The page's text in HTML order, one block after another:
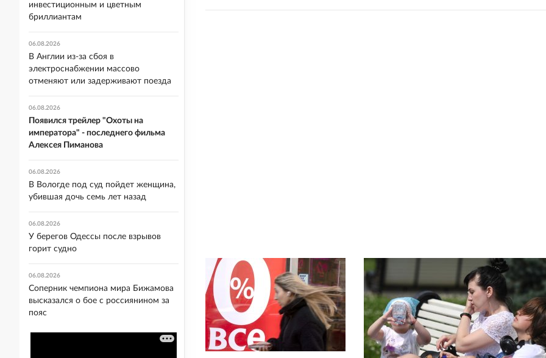
инвестиционным и цветным
бриллиантам
06.08.2026
В Англии из-за сбоя в
электроснабжении массово
отменяют или задерживают поезда
06.08.2026
Появился трейлер "Охоты на
императора" - последнего фильма
Алексея Пиманова
06.08.2026
В Вологде под суд пойдет женщина,
убившая дочь семь лет назад
06.08.2026
У берегов Одессы после взрывов
горит судно
06.08.2026
Соперник чемпиона мира Бижамова
высказался о бое с россиянином за
пояс